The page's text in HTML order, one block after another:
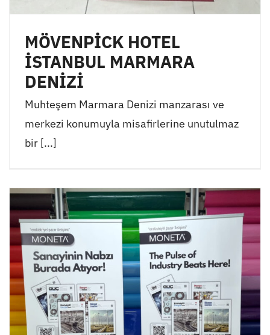
MÖVENPİCK HOTEL
İSTANBUL MARMARA
DENİZİ
Muhteşem Marmara Denizi manzarası ve
merkezi konumuyla misafirlerine unutulmaz
bir [...]